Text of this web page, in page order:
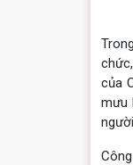
của
mưu